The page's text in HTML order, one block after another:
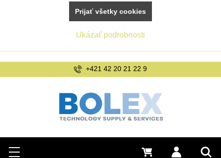
Hľadať Prihlásiť sa
0 €
+421 42 20 21 22 9
Ukázať podrobnosti
Prijať všetky cookies